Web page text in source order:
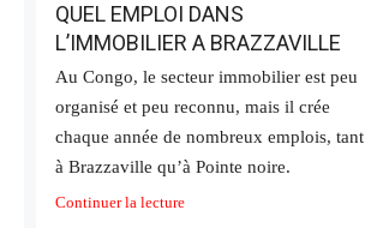
QUEL EMPLOI DANS
L’IMMOBILIER A BRAZZAVILLE
Au Congo, le secteur immobilier est peu
organisé et peu reconnu, mais il crée
chaque année de nombreux emplois, tant
à Brazzaville qu’à Pointe noire.
Continuer la lecture